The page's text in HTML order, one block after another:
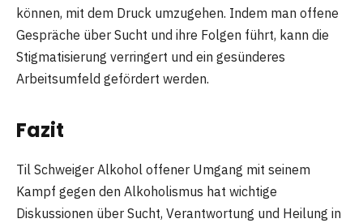
können, mit dem Druck umzugehen. Indem man offene
Gespräche über Sucht und ihre Folgen führt, kann die
Stigmatisierung verringert und ein gesünderes
Arbeitsumfeld gefördert werden.
Fazit
Til Schweiger Alkohol offener Umgang mit seinem
Kampf gegen den Alkoholismus hat wichtige
Diskussionen über Sucht, Verantwortung und Heilung in